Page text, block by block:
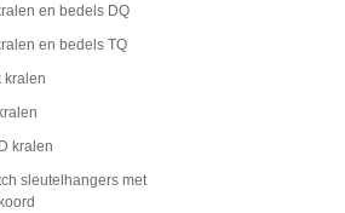
en bedels DQ
en bedels TQ
kralen
kralen
sleutelhangers met